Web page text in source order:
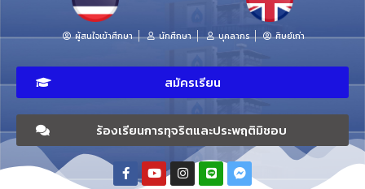
ผู้สนใจเข้าศึกษา นักศึกษา บุคลากร ศิษย์เก่า
สมัครเรียน
ร้องเรียนการทุจริตและประพฤติมิชอบ